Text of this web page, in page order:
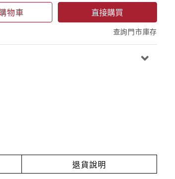
物車 直接購買
查詢門市庫存
退貨說明